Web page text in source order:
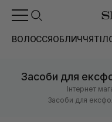
ВОЛОССЯОБЛИЧЧЯ
Засоби для
Інтернет
Засоби для